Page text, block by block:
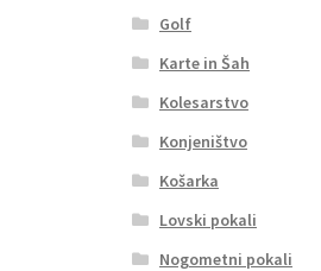
Golf
Karte in Šah
Kolesarstvo
Konjeništvo
Košarka
Lovski pokali
Nogometni pokali